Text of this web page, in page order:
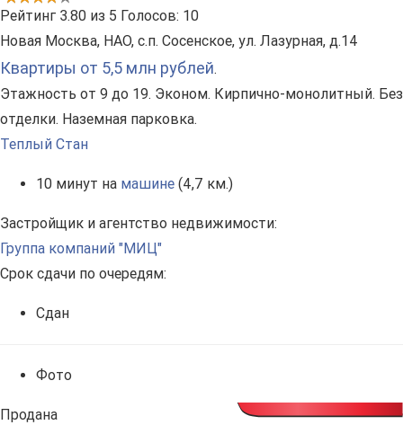
Рейтинг 3.80 из 5 Голосов: 10
Новая Москва, НАО, с.п. Сосенское, ул. Лазурная, д.14
Квартиры от 5,5 млн рублей.
Этажность от 9 до 19. Эконом. Кирпично-монолитный. Без
отделки. Наземная парковка.
Теплый Стан
10 минут на машине (4,7 км.)
Застройщик и агентство недвижимости:
Группа компаний "МИЦ"
Срок сдачи по очередям:
Сдан
Фото
Продана